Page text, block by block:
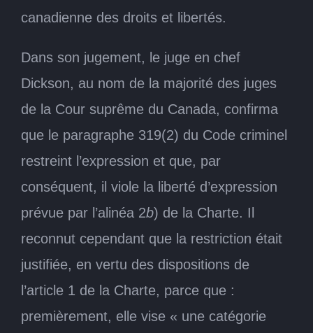
canadienne des droits et libertés.
Dans son jugement, le juge en chef
Dickson, au nom de la majorité des juges
de la Cour suprême du Canada, confirma
que le paragraphe 319(2) du Code criminel
restreint l’expression et que, par
conséquent, il viole la liberté d’expression
prévue par l’alinéa 2b) de la Charte. Il
reconnut cependant que la restriction était
justifiée, en vertu des dispositions de
l’article 1 de la Charte, parce que :
premièrement, elle vise « une catégorie